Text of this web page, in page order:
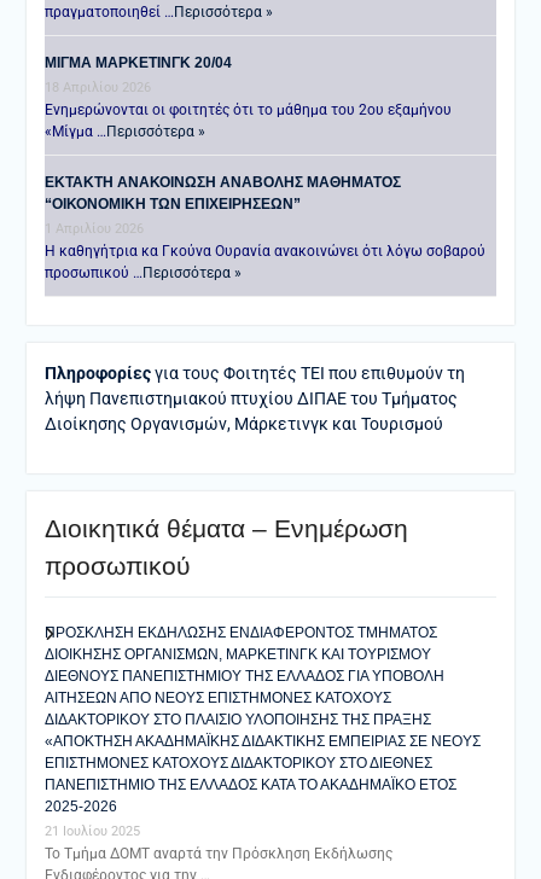
πραγματοποιηθεί …Περισσότερα »
ΜΙΓΜΑ ΜΑΡΚΕΤΙΝΓΚ 20/04
18 Απριλίου 2026
Ενημερώνονται οι φοιτητές ότι το μάθημα του 2ου εξαμήνου
«Μίγμα …Περισσότερα »
ΕΚΤΑΚΤΗ ΑΝΑΚΟΙΝΩΣΗ ΑΝΑΒΟΛΗΣ ΜΑΘΗΜΑΤΟΣ
“ΟΙΚΟΝΟΜΙΚΗ ΤΩΝ ΕΠΙΧΕΙΡΗΣΕΩΝ”
1 Απριλίου 2026
Η καθηγήτρια κα Γκούνα Ουρανία ανακοινώνει ότι λόγω σοβαρού
προσωπικού …Περισσότερα »
Πληροφορίεςγια τους Φοιτητές ΤΕΙ που επιθυμούν τη
λήψη Πανεπιστημιακού πτυχίου ΔΙΠΑΕ του Τμήματος
Διοίκησης Οργανισμών, Μάρκετινγκ και Τουρισμού
Διοικητικά θέματα – Ενημέρωση
προσωπικού
ΠΡΟΣΚΛΗΣΗ ΕΚΔΗΛΩΣΗΣ ΕΝΔΙΑΦΕΡΟΝΤΟΣ ΤΜΗΜΑΤΟΣ
ΔΙΟΙΚΗΣΗΣ ΟΡΓΑΝΙΣΜΩΝ, ΜΑΡΚΕΤΙΝΓΚ ΚΑΙ ΤΟΥΡΙΣΜΟΥ
ΔΙΕΘΝΟΥΣ ΠΑΝΕΠΙΣΤΗΜΙΟΥ ΤΗΣ ΕΛΛΑΔΟΣ ΓΙΑ ΥΠΟΒΟΛΗ
ΑΙΤΗΣΕΩΝ ΑΠΟ ΝΕΟΥΣ ΕΠΙΣΤΗΜΟΝΕΣ ΚΑΤΟΧΟΥΣ
ΔΙΔΑΚΤΟΡΙΚΟΥ ΣΤΟ ΠΛΑΙΣΙΟ ΥΛΟΠΟΙΗΣΗΣ ΤΗΣ ΠΡΑΞΗΣ
«ΑΠΟΚΤΗΣΗ ΑΚΑΔΗΜΑΪΚΗΣ ΔΙΔΑΚΤΙΚΗΣ ΕΜΠΕΙΡΙΑΣ ΣΕ ΝΕΟΥΣ
ΕΠΙΣΤΗΜΟΝΕΣ ΚΑΤΟΧΟΥΣ ΔΙΔΑΚΤΟΡΙΚΟΥ ΣΤΟ ΔΙΕΘΝΕΣ
ΠΑΝΕΠΙΣΤΗΜΙΟ ΤΗΣ ΕΛΛΑΔΟΣ ΚΑΤΑ ΤΟ ΑΚΑΔΗΜΑΪΚΟ ΕΤΟΣ
2025-2026
21 Ιουλίου 2025
Το Τμήμα ΔΟΜΤ αναρτά την Πρόσκληση Εκδήλωσης
Ενδιαφέροντος για την …